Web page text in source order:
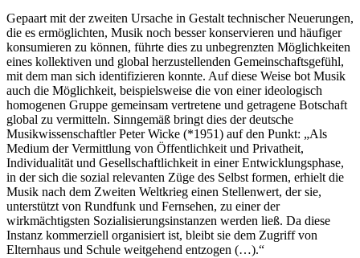
Gepaart mit der zweiten Ursache in Gestalt technischer Neuerungen,
die es ermöglichten, Musik noch besser konservieren und häufiger
konsumieren zu können, führte dies zu unbegrenzten Möglichkeiten
eines kollektiven und global herzustellenden Gemeinschaftsgefühl,
mit dem man sich identifizieren konnte. Auf diese Weise bot Musik
auch die Möglichkeit, beispielsweise die von einer ideologisch
homogenen Gruppe gemeinsam vertretene und getragene Botschaft
global zu vermitteln. Sinngemäß bringt dies der deutsche
Musikwissenschaftler Peter Wicke (*1951) auf den Punkt: „Als
Medium der Vermittlung von Öffentlichkeit und Privatheit,
Individualität und Gesellschaftlichkeit in einer Entwicklungsphase,
in der sich die sozial relevanten Züge des Selbst formen, erhielt die
Musik nach dem Zweiten Weltkrieg einen Stellenwert, der sie,
unterstützt von Rundfunk und Fernsehen, zu einer der
wirkmächtigsten Sozialisierungsinstanzen werden ließ. Da diese
Instanz kommerziell organisiert ist, bleibt sie dem Zugriff von
Elternhaus und Schule weitgehend entzogen (…).“